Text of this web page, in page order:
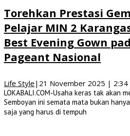
Torehkan Prestasi
Pelajar MIN 2
Best Evening Gown
Pageant Nasional
Life Style | 21 November 2025 | 2:34
LOKABALI.COM-Usaha keras tak akan
Semboyan ini semata mata bukan
saja yang harus di tempuh